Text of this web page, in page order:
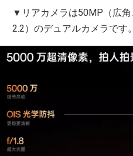
▼リアカメラは50MP（広
2.2）のデュアルカメラです